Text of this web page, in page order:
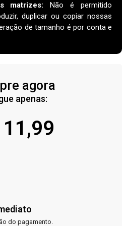
matrizes:
Não é permitido
duplicar ou copiar nossas
de tamanho é por conta e
agora
apenas:
11,99
do pagamento.